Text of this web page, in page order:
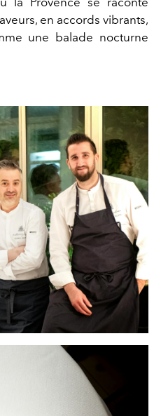
en accords vibrants,
une balade nocturne